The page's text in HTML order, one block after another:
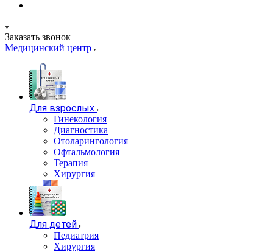
Заказать звонок
Медицинский центр
Для взрослых
Гинекология
Диагностика
Отоларингология
Офтальмология
Терапия
Хирургия
Для детей
Педиатрия
Хирургия